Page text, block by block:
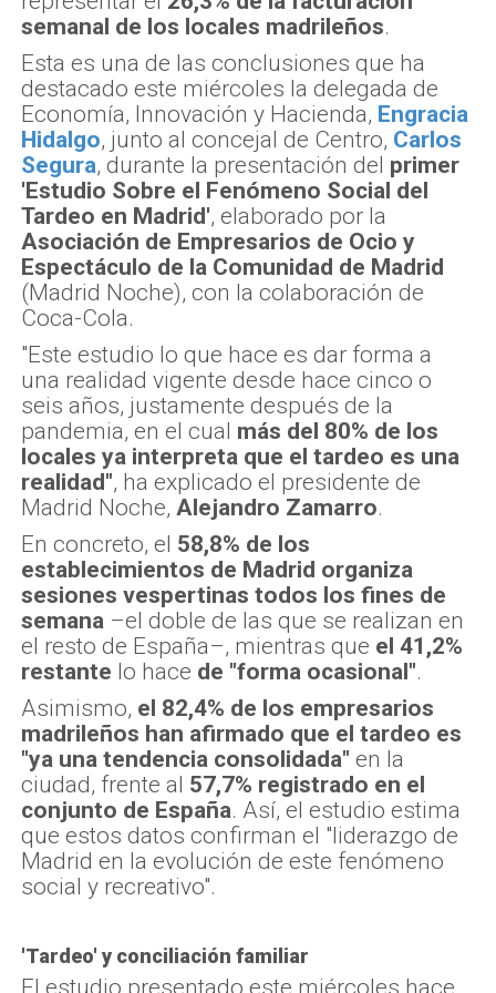
semanal de los locales madrileños.
Esta es una de las conclusiones que ha
destacado este miércoles la delegada de
Economía, Innovación y Hacienda, Engracia
Hidalgo, junto al concejal de Centro, Carlos
Segura, durante la presentación del primer
'Estudio Sobre el Fenómeno Social del
Tardeo en Madrid', elaborado por la
Asociación de Empresarios de Ocio y
Espectáculo de la Comunidad de Madrid
(Madrid Noche), con la colaboración de
Coca-Cola.
"Este estudio lo que hace es dar forma a
una realidad vigente desde hace cinco o
seis años, justamente después de la
pandemia, en el cual más del 80% de los
locales ya interpreta que el tardeo es una
realidad", ha explicado el presidente de
Madrid Noche, Alejandro Zamarro.
En concreto, el 58,8% de los
establecimientos de Madrid organiza
sesiones vespertinas todos los fines de
semana –el doble de las que se realizan en
el resto de España–, mientras que el 41,2%
restante lo hace de "forma ocasional".
Asimismo, el 82,4% de los empresarios
madrileños han afirmado que el tardeo es
"ya una tendencia consolidada" en la
ciudad, frente al 57,7% registrado en el
conjunto de España. Así, el estudio estima
que estos datos confirman el "liderazgo de
Madrid en la evolución de este fenómeno
social y recreativo".
'Tardeo' y conciliación familiar
El estudio presentado este miércoles hace